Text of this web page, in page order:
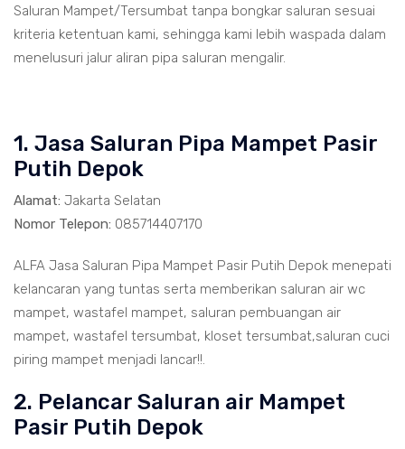
Saluran Mampet/Tersumbat tanpa bongkar saluran sesuai
kriteria ketentuan kami, sehingga kami lebih waspada dalam
menelusuri jalur aliran pipa saluran mengalir.
1. Jasa Saluran Pipa Mampet Pasir
Putih Depok
Alamat: Jakarta Selatan
Nomor Telepon: 085714407170
ALFA Jasa Saluran Pipa Mampet Pasir Putih Depok menepati
kelancaran yang tuntas serta memberikan saluran air wc
mampet, wastafel mampet, saluran pembuangan air
mampet, wastafel tersumbat, kloset tersumbat,saluran cuci
piring mampet menjadi lancar!!.
2. Pelancar Saluran air Mampet
Pasir Putih Depok